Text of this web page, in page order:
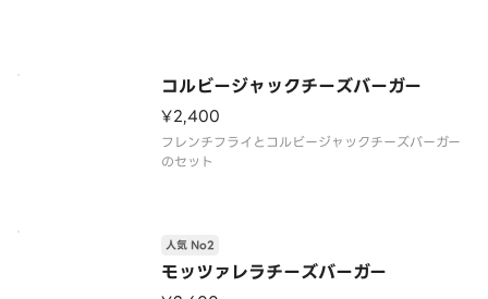
コルビージャックチーズバーガー
¥2,400
フレンチフライとコルビージャックチーズバーガー
のセット
モッツァレラチーズバーガー
人気 No2